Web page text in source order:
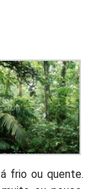
frio ou quente.